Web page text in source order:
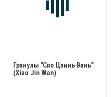
Гранулы "Сяо Цзинь Вань"
(Xiao Jin Wan)